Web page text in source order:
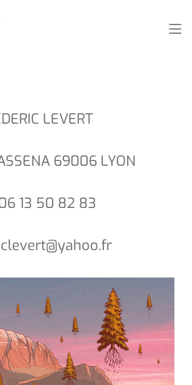
LEVERT
69006 LYON
13 50 82 83